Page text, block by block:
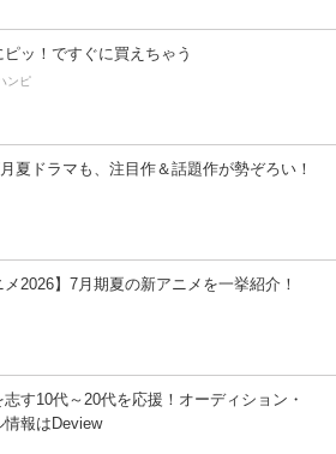
ピッ！ですぐに買えちゃう
ンピ
夏ドラマも、注目作＆話題作が勢ぞろい！
メ2026】7月期夏の新アニメを一挙紹介！
す10代～20代を応援！オーディション・
情報はDeview